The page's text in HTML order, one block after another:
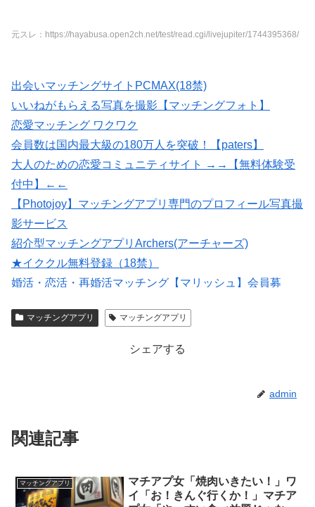
元スレ：https://hayabusa.open2ch.net/test/read.cgi/livejupiter/1744395368/
出会いマッチングサイトPCMAX(18禁)
いいねがもらえる写真を撮影【マッチングフォト】
恋愛マッチング ワクワク
会員数は国内最大級の180万人を突破！【paters】
大人のための恋愛コミュニティサイト →→【無料体験受
付中】←←
【Photojoy】マッチングアプリ専門のプロフィール写真撮
影サービス
紹介型マッチングアプリArchers(アーチャーズ)
★イククル無料登録（18禁）
婚活・恋活・再婚活マッチング【マリッシュ】会員募
マッチングアプリの写真なら【オトフィー】
マッチングアプリ マッチングアプリ
シェアする
admin
関連記事
マッチングアプリ
マチアプ女「焼肉いきたい！」ワ
イ「お！きんぐ行くか！」マチア